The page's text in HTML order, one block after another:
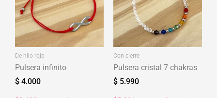
De hilo rojo
Pulsera infinito
$ 4.000
Con cierre
Pulsera cristal 7 chakras
$ 5.990